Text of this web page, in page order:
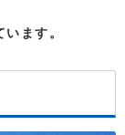
ます。